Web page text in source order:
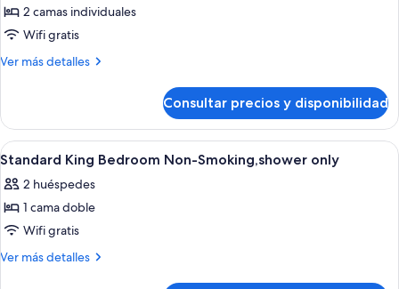
fotos
de
Standard
Non-
Smoking,shower
only
2 camas individuales
Wifi gratis
Ver más detalles
Más
Twin
Room
Non-
Smoking,shower
only
Consultar precios y disponibilidad
Abrir
todas
las
fotos
de
Standard
Habitación de hotel con cama,
1
Standard King Bedroom Non-Smoking,shower only
2 huéspedes
1 cama doble
Wifi gratis
Ver más detalles
Más